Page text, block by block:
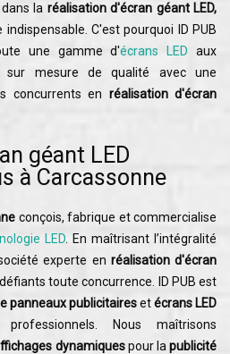
la réalisation d'écran géant LED,
C'est pourquoi ID PUB
une gamme d'écrans LED aux
sur mesure de qualité avec une
concurrents en réalisation d'écran
géant LED
à Carcassonne
conçois, fabrique et commercialise
LED . En maîtrisant l’intégralité
experte en réalisation d'écran
toute concurrence. ID PUB est
panneaux publicitairesetécrans LED
Nous maîtrisons
dynamiquespour lapublicité